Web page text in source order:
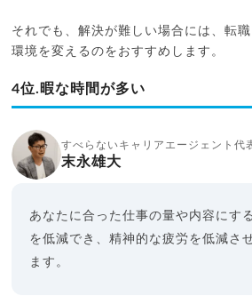
それでも、解決が難しい場合には、転
環境を変えるのをおすすめします。
4位.暇な時間が多い
すべらないキャリアエージェント代
末永雄大
あなたに合った仕事の量や内容にす
を低減でき、精神的な疲労を低減さ
ます。